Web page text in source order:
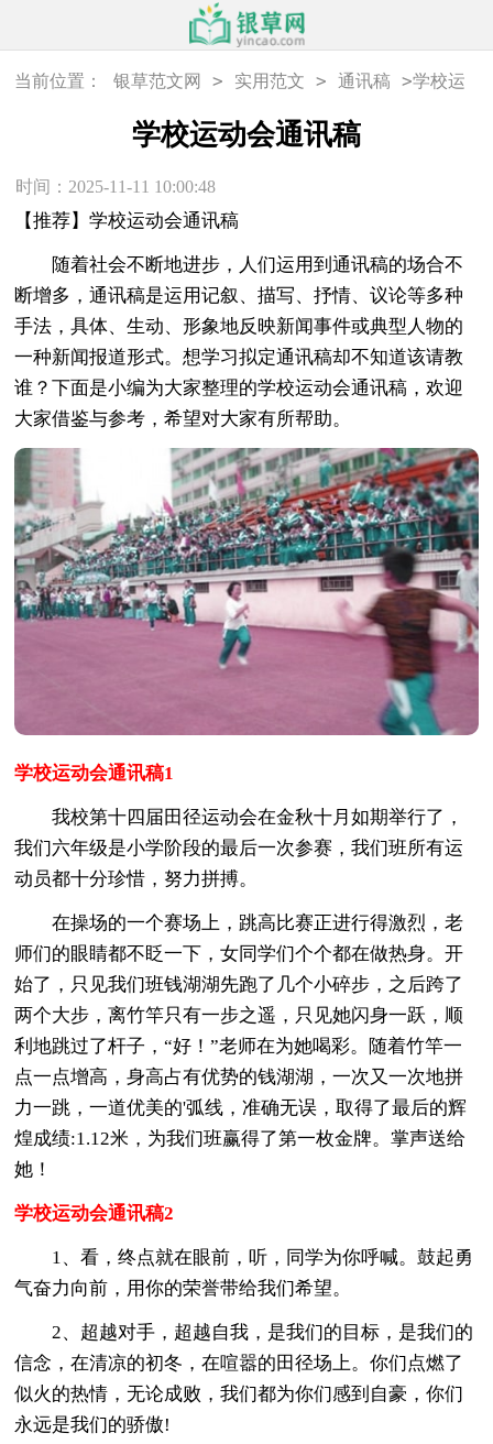
当前位置： 银草范文网 > 实用范文 > 通讯稿 >学校运
学校运动会通讯稿
时间：2025-11-11 10:00:48
【推荐】学校运动会通讯稿
随着社会不断地进步，人们运用到通讯稿的场合不
断增多，通讯稿是运用记叙、描写、抒情、议论等多种
手法，具体、生动、形象地反映新闻事件或典型人物的
一种新闻报道形式。想学习拟定通讯稿却不知道该请教
谁？下面是小编为大家整理的学校运动会通讯稿，欢迎
大家借鉴与参考，希望对大家有所帮助。
学校运动会通讯稿1
我校第十四届田径运动会在金秋十月如期举行了，
我们六年级是小学阶段的最后一次参赛，我们班所有运
动员都十分珍惜，努力拼搏。
在操场的一个赛场上，跳高比赛正进行得激烈，老
师们的眼睛都不眨一下，女同学们个个都在做热身。开
始了，只见我们班钱湖湖先跑了几个小碎步，之后跨了
两个大步，离竹竿只有一步之遥，只见她闪身一跃，顺
利地跳过了杆子，“好！”老师在为她喝彩。随着竹竿一
点一点增高，身高占有优势的钱湖湖，一次又一次地拼
力一跳，一道优美的'弧线，准确无误，取得了最后的辉
煌成绩:1.12米，为我们班赢得了第一枚金牌。掌声送给
她！
学校运动会通讯稿2
1、看，终点就在眼前，听，同学为你呼喊。鼓起勇
气奋力向前，用你的荣誉带给我们希望。
2、超越对手，超越自我，是我们的目标，是我们的
信念，在清凉的初冬，在喧嚣的田径场上。你们点燃了
似火的热情，无论成败，我们都为你们感到自豪，你们
永远是我们的骄傲!